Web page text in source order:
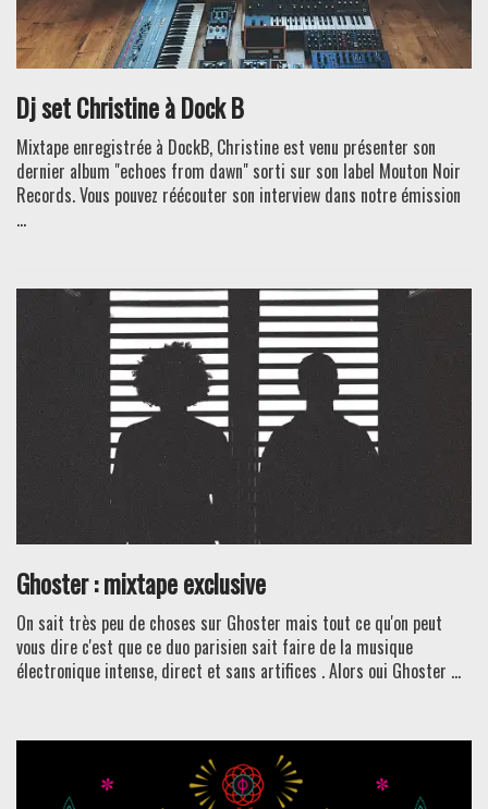
Dj set Christine à Dock B
Mixtape enregistrée à DockB, Christine est venu présenter son
dernier album "echoes from dawn" sorti sur son label Mouton Noir
Records. Vous pouvez réécouter son interview dans notre émission
...
Ghoster : mixtape exclusive
On sait très peu de choses sur Ghoster mais tout ce qu'on peut
vous dire c'est que ce duo parisien sait faire de la musique
électronique intense, direct et sans artifices . Alors oui Ghoster ...